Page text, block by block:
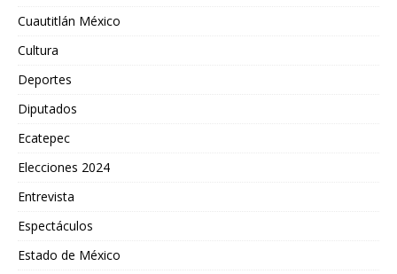
Cuautitlán México
Cultura
Deportes
Diputados
Ecatepec
Elecciones 2024
Entrevista
Espectáculos
Estado de México